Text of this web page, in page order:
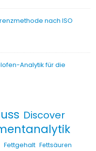
nach ISO
Analytik für die
Discover
Fettgehalt Fettsäuren